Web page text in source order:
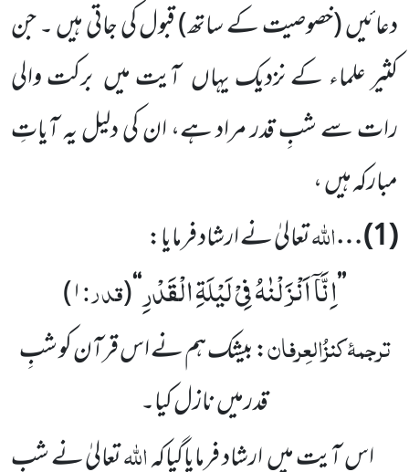
دعائیں(خصوصیت کے ساتھ)قبول کی جاتی ہیں ۔ جن
کثیر علماء کے نزدیک یہاں آیت میں برکت والی
رات سے شبِ قدر مراد ہے، ان کی دلیل یہ آیاتِ
مبارکہ ہیں،
(
1
) …اللہتعالیٰ نے ارشاد فرمایا:
’’اِنَّاۤ اَنْزَلْنٰهُ فِیْ لَیْلَةِ الْقَدْرِ‘‘
(قدر:۱)
ترجمۂکنزُالعِرفان:بیشک ہم نے اس قرآن کو شبِ
قدرمیںنازل کیا۔
اس آیت میںارشاد فرمایاگیاکہاللہتعالیٰ نے شبِ